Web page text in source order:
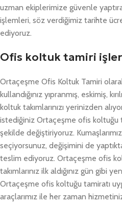
uzman ekiplerimize güvenle
işlemleri, söz verdiğimiz tarihte
ediyoruz.
Ofis koltuk tamiri
Ortaçeşme Ofis Koltuk Tamiri
kullandığınız yıpranmış, eskimiş,
koltuk takımlarınızı yerinizden
istediğiniz Ortaçeşme ofis koltuğu
şekilde değiştiriyoruz.
seçiyorsunuz, değişimini de
teslim ediyoruz. Ortaçeşme ofis
takımlarınız ilk aldığınız gün gibi
Ortaçeşme ofis koltuğu tamiratı
araçlarımız ile her zaman